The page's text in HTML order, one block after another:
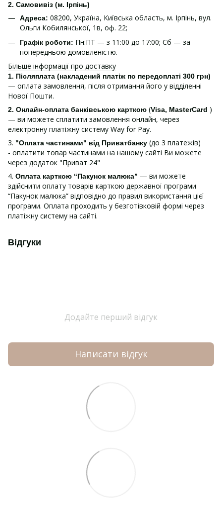
2. Самовивіз (м. Ірпінь)
Адреса: 08200, Україна, Київська область, м. Ірпінь, вул.
Ольги Кобилянської, 1в, оф. 22;
Графік роботи: Пн:ПТ — з 11:00 до 17:00; Сб — за
попередньою домовленістю.
Більше інформації про доставку
1. Післяплата (накладений платіж по передоплаті 300 грн)
— оплата замовлення, після отримання його у відділенні
Нової Пошти.
2. Онлайн-оплата банківською карткою (Visa, MasterCard )
— ви можете сплатити замовлення онлайн, через
електронну платіжну систему Way for Pay.
3. "Оплата частинами" від Приватбанку (до 3 платежів)
- оплатити товар частинами на нашому сайті Ви можете
через додаток "Приват 24"
4. Оплата карткою “Пакунок малюка” — ви можете
здійснити оплату товарів карткою державної програми
“Пакунок малюка” відповідно до правил використання цієї
програми. Оплата проходить у безготівковій формі через
платіжну систему на сайті.
Відгуки
Додайте перший відгук
Написати відгук